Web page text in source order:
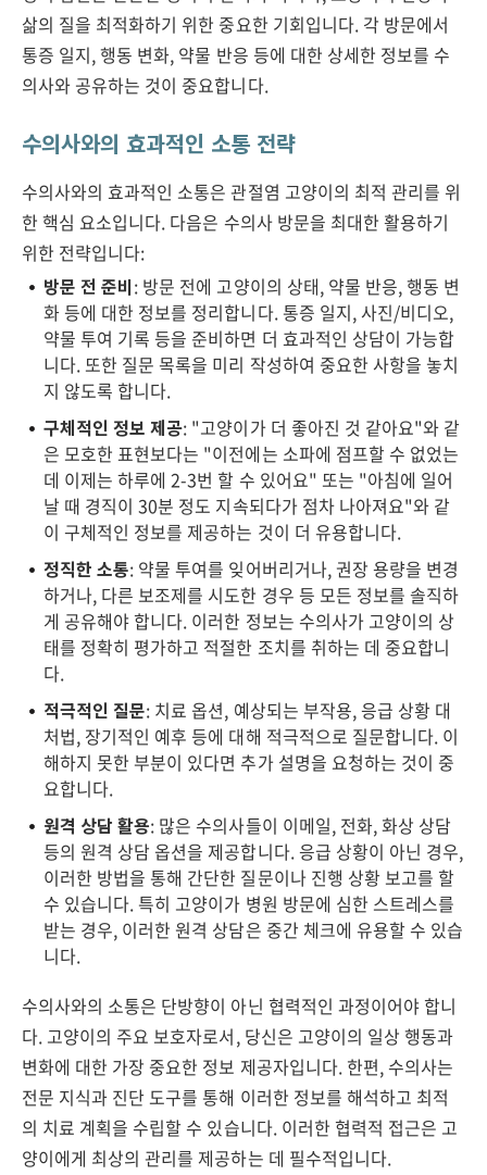
삶의 질을 최적화하기 위한 중요한 기회입니다. 각 방문에서
통증 일지, 행동 변화, 약물 반응 등에 대한 상세한 정보를 수
의사와 공유하는 것이 중요합니다.
수의사와의 효과적인 소통 전략
수의사와의 효과적인 소통은 관절염 고양이의 최적 관리를 위
한 핵심 요소입니다. 다음은 수의사 방문을 최대한 활용하기
위한 전략입니다:
방문 전 준비: 방문 전에 고양이의 상태, 약물 반응, 행동 변
화 등에 대한 정보를 정리합니다. 통증 일지, 사진/비디오,
약물 투여 기록 등을 준비하면 더 효과적인 상담이 가능합
니다. 또한 질문 목록을 미리 작성하여 중요한 사항을 놓치
지 않도록 합니다.
구체적인 정보 제공: "고양이가 더 좋아진 것 같아요"와 같
은 모호한 표현보다는 "이전에는 소파에 점프할 수 없었는
데 이제는 하루에 2-3번 할 수 있어요" 또는 "아침에 일어
날 때 경직이 30분 정도 지속되다가 점차 나아져요"와 같
이 구체적인 정보를 제공하는 것이 더 유용합니다.
정직한 소통: 약물 투여를 잊어버리거나, 권장 용량을 변경
하거나, 다른 보조제를 시도한 경우 등 모든 정보를 솔직하
게 공유해야 합니다. 이러한 정보는 수의사가 고양이의 상
태를 정확히 평가하고 적절한 조치를 취하는 데 중요합니
다.
적극적인 질문: 치료 옵션, 예상되는 부작용, 응급 상황 대
처법, 장기적인 예후 등에 대해 적극적으로 질문합니다. 이
해하지 못한 부분이 있다면 추가 설명을 요청하는 것이 중
요합니다.
원격 상담 활용: 많은 수의사들이 이메일, 전화, 화상 상담
등의 원격 상담 옵션을 제공합니다. 응급 상황이 아닌 경우,
이러한 방법을 통해 간단한 질문이나 진행 상황 보고를 할
수 있습니다. 특히 고양이가 병원 방문에 심한 스트레스를
받는 경우, 이러한 원격 상담은 중간 체크에 유용할 수 있습
니다.
수의사와의 소통은 단방향이 아닌 협력적인 과정이어야 합니
다. 고양이의 주요 보호자로서, 당신은 고양이의 일상 행동과
변화에 대한 가장 중요한 정보 제공자입니다. 한편, 수의사는
전문 지식과 진단 도구를 통해 이러한 정보를 해석하고 최적
의 치료 계획을 수립할 수 있습니다. 이러한 협력적 접근은 고
양이에게 최상의 관리를 제공하는 데 필수적입니다.